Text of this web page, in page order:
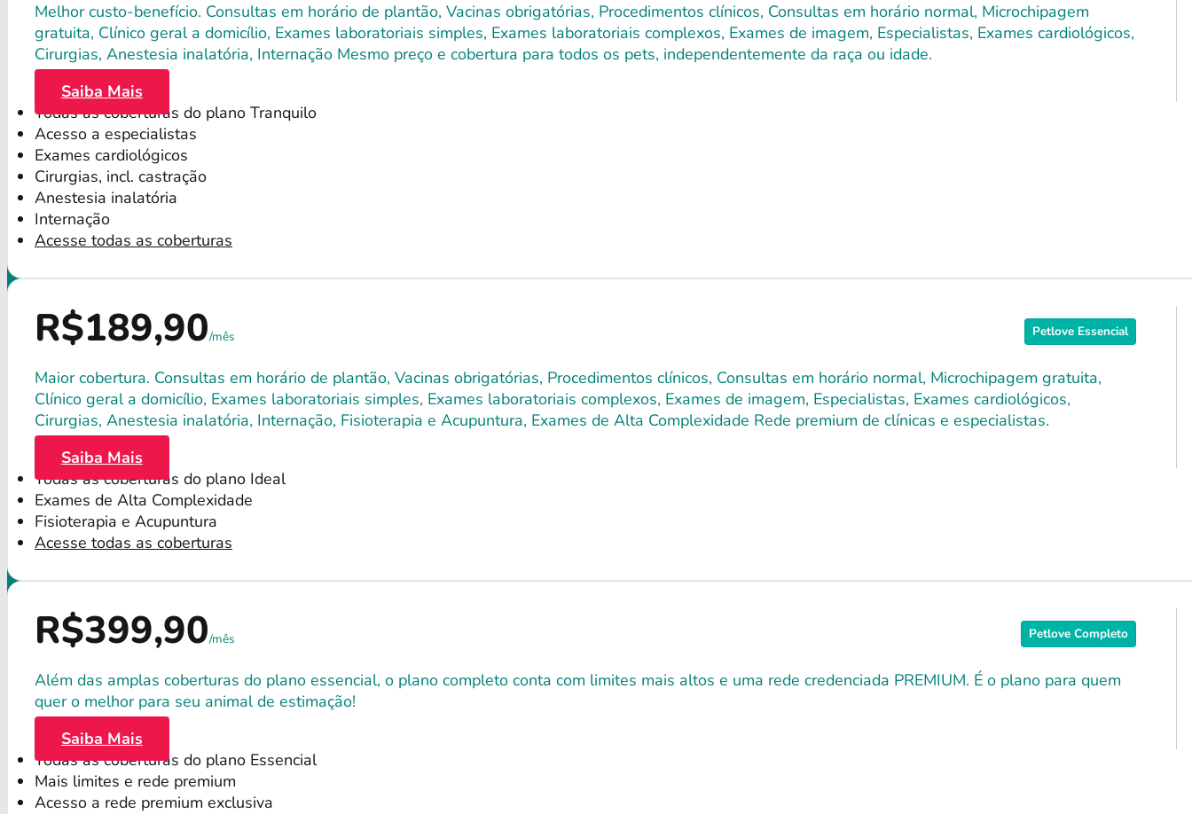
Melhor custo-benefício. Consultas em horário de plantão, Vacinas obrigatórias, Procedimentos clínicos, Consultas em horário normal, Microchipagem
gratuita, Clínico geral a domicílio, Exames laboratoriais simples, Exames laboratoriais complexos, Exames de imagem, Especialistas, Exames cardiológicos,
Cirurgias, Anestesia inalatória, Internação Mesmo preço e cobertura para todos os pets, independentemente da raça ou idade.
Saiba Mais
Todas as coberturas do plano Tranquilo
Acesso a especialistas
Exames cardiológicos
Cirurgias, incl. castração
Anestesia inalatória
Internação
Acesse todas as coberturas
Petlove Essencial
R$189,90/mês
Maior cobertura. Consultas em horário de plantão, Vacinas obrigatórias, Procedimentos clínicos, Consultas em horário normal, Microchipagem gratuita,
Clínico geral a domicílio, Exames laboratoriais simples, Exames laboratoriais complexos, Exames de imagem, Especialistas, Exames cardiológicos,
Cirurgias, Anestesia inalatória, Internação, Fisioterapia e Acupuntura, Exames de Alta Complexidade Rede premium de clínicas e especialistas.
Saiba Mais
Todas as coberturas do plano Ideal
Exames de Alta Complexidade
Fisioterapia e Acupuntura
Acesse todas as coberturas
Petlove Completo
R$399,90/mês
Além das amplas coberturas do plano essencial, o plano completo conta com limites mais altos e uma rede credenciada PREMIUM. É o plano para quem
quer o melhor para seu animal de estimação!
Saiba Mais
Todas as coberturas do plano Essencial
Mais limites e rede premium
Acesso a rede premium exclusiva